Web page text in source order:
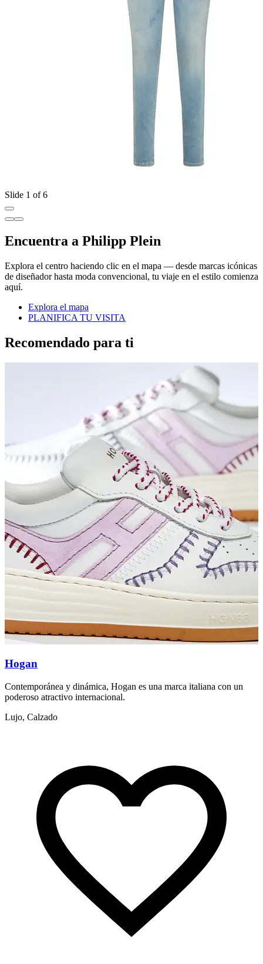
Slide 1 of 6
Encuentra a Philipp Plein
Explora el centro haciendo clic en el mapa — desde marcas icónicas
de diseñador hasta moda convencional, tu viaje en el estilo comienza
aquí.
Explora el mapa
PLANIFICA TU VISITA
Recomendado para ti
Hogan
Contemporánea y dinámica, Hogan es una marca italiana con un
poderoso atractivo internacional.
Lujo, Calzado